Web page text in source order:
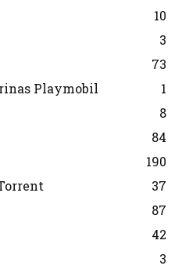
10
3
73
Playmobil
1
8
84
190
37
87
42
3